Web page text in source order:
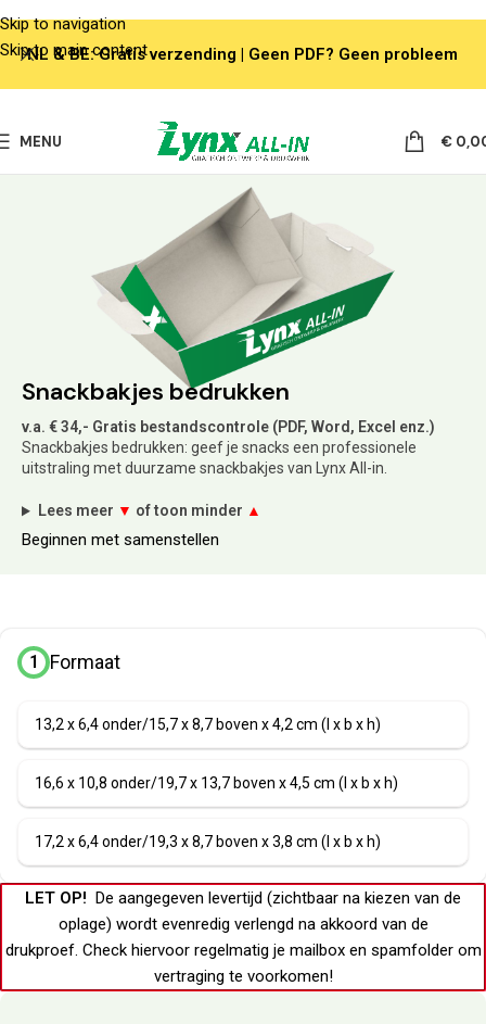
Skip to navigation
Skip to main content
MENU €
Snackbakjes bedrukken
v.a. € 34,- Gratis bestandscontrole (PDF, Word, Excel enz.)
Snackbakjes bedrukken: geef je snacks een professionele
uitstraling met duurzame snackbakjes van Lynx All-in.
Lees meer ▼ of toon minder ▲
Beginnen met samenstellen
1 Formaat
13,2 x 6,4 onder/15,7 x 8,7 boven x 4,2 cm (l x b x h)
16,6 x 10,8 onder/19,7 x 13,7 boven x 4,5 cm (l x b x h)
17,2 x 6,4 onder/19,3 x 8,7 boven x 3,8 cm (l x b x h)
LET OP! De aangegeven levertijd (zichtbaar na kiezen van de
oplage) wordt evenredig verlengd na akkoord van de
drukproef. Check hiervoor regelmatig je mailboxen spamfolderom
vertraging te voorkomen!
NL & BE: Gratis verzending | Geen PDF? Geen probleem